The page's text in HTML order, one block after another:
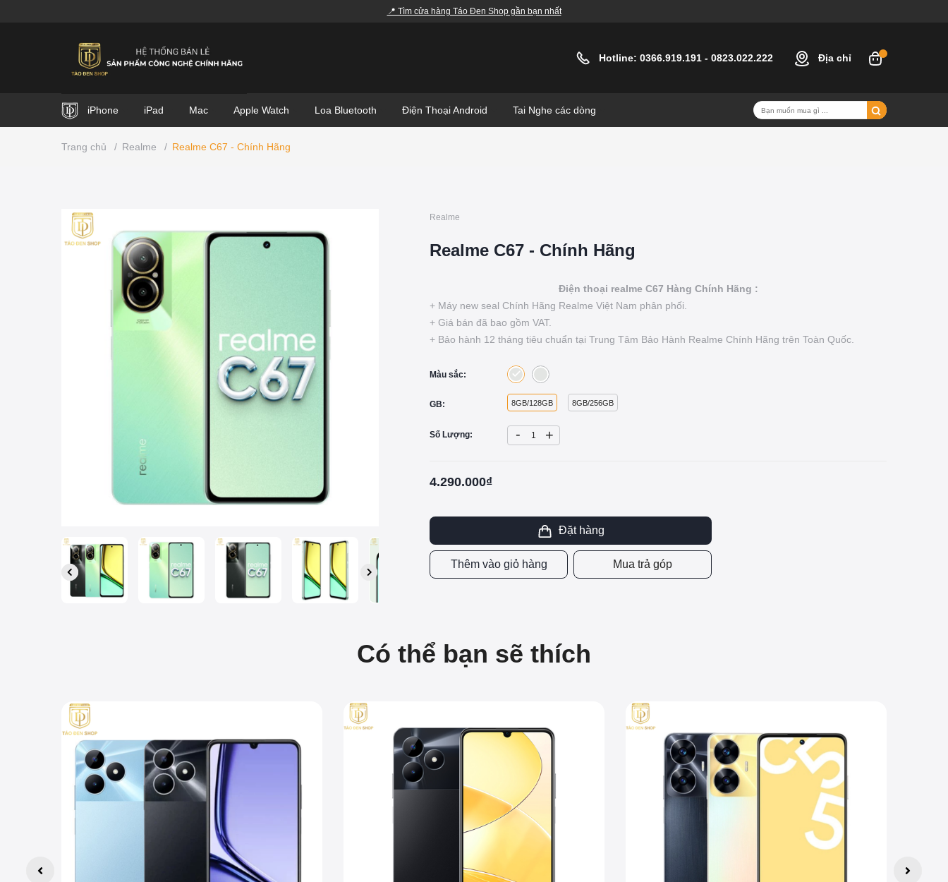
📍 Tìm cửa hàng Táo Đen Shop gần bạn nhất
Hotline: 0366.919.191 - 0823.022.222 Địa chỉ
iPhone iPad Mac Apple Watch Loa Bluetooth Điện Thoại Android Tai Nghe các dòng
Trang chủ / Realme / Realme C67 - Chính Hãng
Realme
Realme C67 - Chính Hãng
Điện thoại realme C67 Hàng Chính Hãng :
+ Máy new seal Chính Hãng Realme Việt Nam phân phối.
+ Giá bán đã bao gồm VAT.
+ Bảo hành 12 tháng tiêu chuẩn tại Trung Tâm Bảo Hành Realme Chính Hãng trên Toàn Quốc.
Màu sắc:
GB: 8GB/128GB 8GB/256GB
Số Lượng: - +
4.290.000₫
Đặt hàng
Thêm vào giỏ hàng Mua trả góp
Có thể bạn sẽ thích